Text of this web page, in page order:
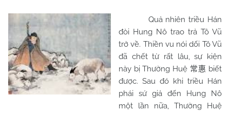
Quả nhiên triều Hán
đòi Hung Nô trao trả Tô Vũ
trở về. Thiền vu nói dối Tô Vũ
đã chết từ rất lâu, sự kiện
này bị Thường Huệ 常惠 biết
được. Sau đó khi triều Hán
phái sứ giả đến Hung Nô
một lần nữa, Thường Huệ